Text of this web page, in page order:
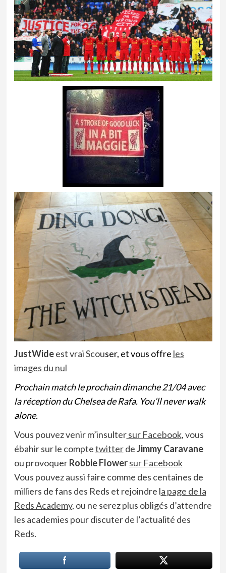
JustWideest vrai Scouser, etvous offre les
images du nul
Prochain match le prochain dimanche 21/04 avec
la réception du Chelsea de Rafa. You’ll never walk
alone.
Vous pouvez venir m’insultersur Facebook, vous
ébahir sur le comptetwitterdeJimmy Caravane
ou provoquerRobbie Flower sur Facebook
Vous pouvez aussi faire comme des centaines de
milliers de fans des Reds et rejoindre la page de la
Reds Academy, ou ne serez plus obligés d’attendre
les academies pour discuter de l’actualité des
Reds.